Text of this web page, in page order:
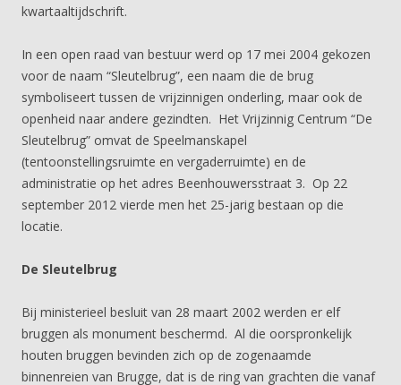
kwartaaltijdschrift.
In een open raad van bestuur werd op 17 mei 2004 gekozen
voor de naam “Sleutelbrug”, een naam die de brug
symboliseert tussen de vrijzinnigen onderling, maar ook de
openheid naar andere gezindten. Het Vrijzinnig Centrum “De
Sleutelbrug” omvat de Speelmanskapel
(tentoonstellingsruimte en vergaderruimte) en de
administratie op het adres Beenhouwersstraat 3. Op 22
september 2012 vierde men het 25-jarig bestaan op die
locatie.
De Sleutelbrug
Bij ministerieel besluit van 28 maart 2002 werden er elf
bruggen als monument beschermd. Al die oorspronkelijk
houten bruggen bevinden zich op de zogenaamde
binnenreien van Brugge, dat is de ring van grachten die vanaf